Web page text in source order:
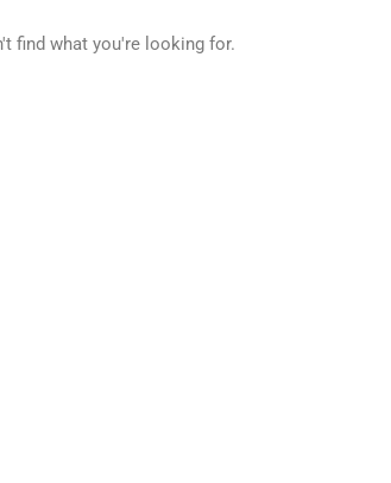
find what you're looking for.